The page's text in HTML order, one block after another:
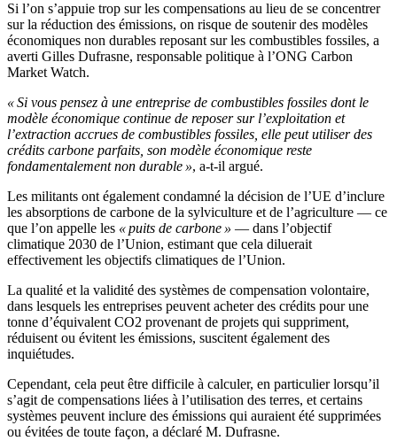
Si l’on s’appuie trop sur les compensations au lieu de se concentrer
sur la réduction des émissions, on risque de soutenir des modèles
économiques non durables reposant sur les combustibles fossiles, a
averti Gilles Dufrasne, responsable politique à l’ONG Carbon
Market Watch.
« Si vous pensez à une entreprise de combustibles fossiles dont le
modèle économique continue de reposer sur l’exploitation et
l’extraction accrues de combustibles fossiles, elle peut utiliser des
crédits carbone parfaits, son modèle économique reste
fondamentalement non durable », a-t-il argué.
Les militants ont également condamné la décision de l’UE d’inclure
les absorptions de carbone de la sylviculture et de l’agriculture — ce
que l’on appelle les « puits de carbone » — dans l’objectif
climatique 2030 de l’Union, estimant que cela diluerait
effectivement les objectifs climatiques de l’Union.
La qualité et la validité des systèmes de compensation volontaire,
dans lesquels les entreprises peuvent acheter des crédits pour une
tonne d’équivalent CO2 provenant de projets qui suppriment,
réduisent ou évitent les émissions, suscitent également des
inquiétudes.
Cependant, cela peut être difficile à calculer, en particulier lorsqu’il
s’agit de compensations liées à l’utilisation des terres, et certains
systèmes peuvent inclure des émissions qui auraient été supprimées
ou évitées de toute façon, a déclaré M. Dufrasne.